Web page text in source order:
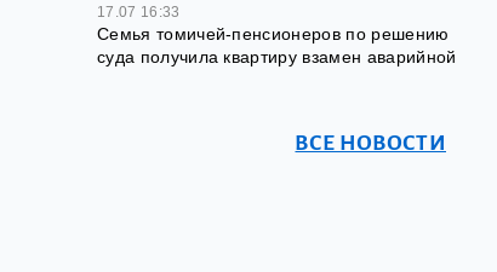
17.07 16:33
Семья томичей-пенсионеров по решению
суда получила квартиру взамен аварийной
ВСЕ НОВОСТИ